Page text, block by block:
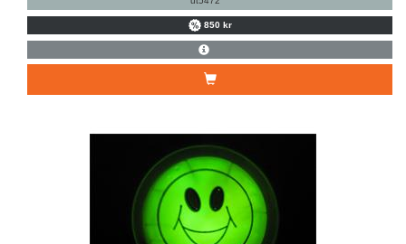
850 kr